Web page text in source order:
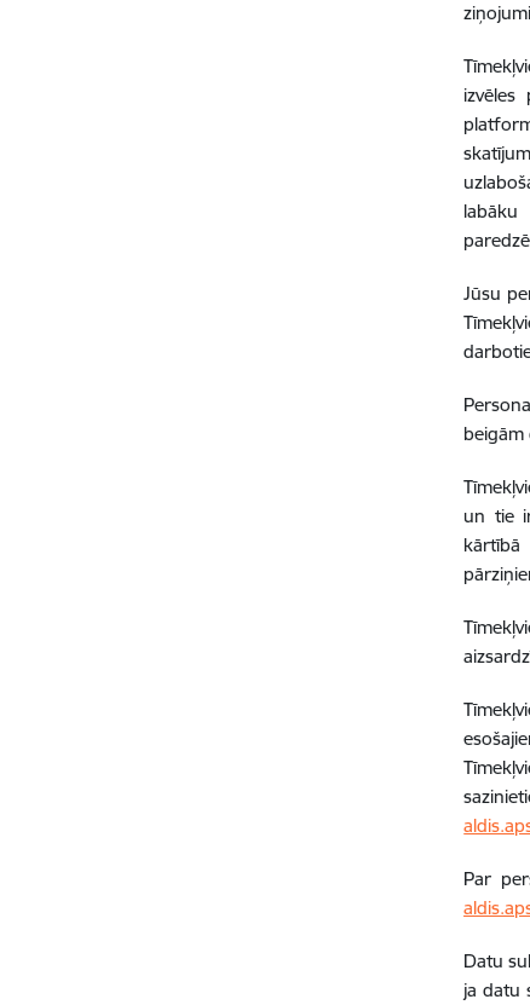
izvēles
labāku
Jūsu
beigām
un tie
kārtībā
Par
Datu
ja datu